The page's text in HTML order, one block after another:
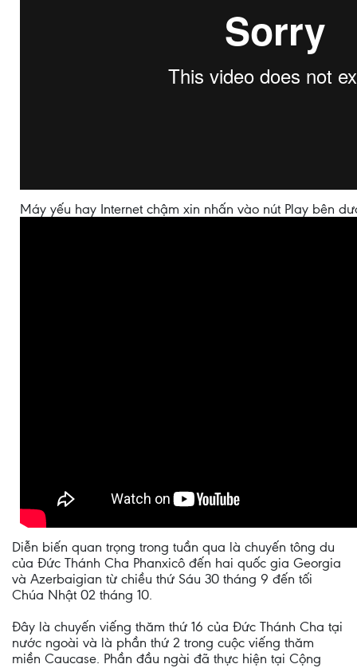
Máy yếu hay Internet chậm xin nhấn vào nút Play bên
Diễn biến quan trọng trong tuần qua là chuyến tông du
của Đức Thánh Cha Phanxicô đến hai quốc gia Georgia
và Azerbaigian từ chiều thứ Sáu 30 tháng 9 đến tối
Chúa Nhật 02 tháng 10.
Đây là chuyến viếng thăm thứ 16 của Đức Thánh Cha tại
nước ngoài và là phần thứ 2 trong cuộc viếng thăm
miền Caucase. Phần đầu ngài đã thực hiện tại Cộng